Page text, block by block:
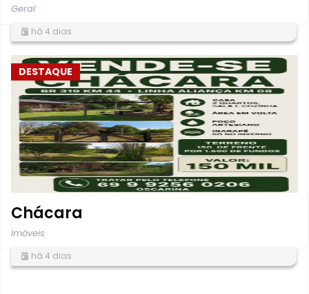
Geral
há 4 dias
DESTAQUE
Chácara
Imóveis
há 4 dias